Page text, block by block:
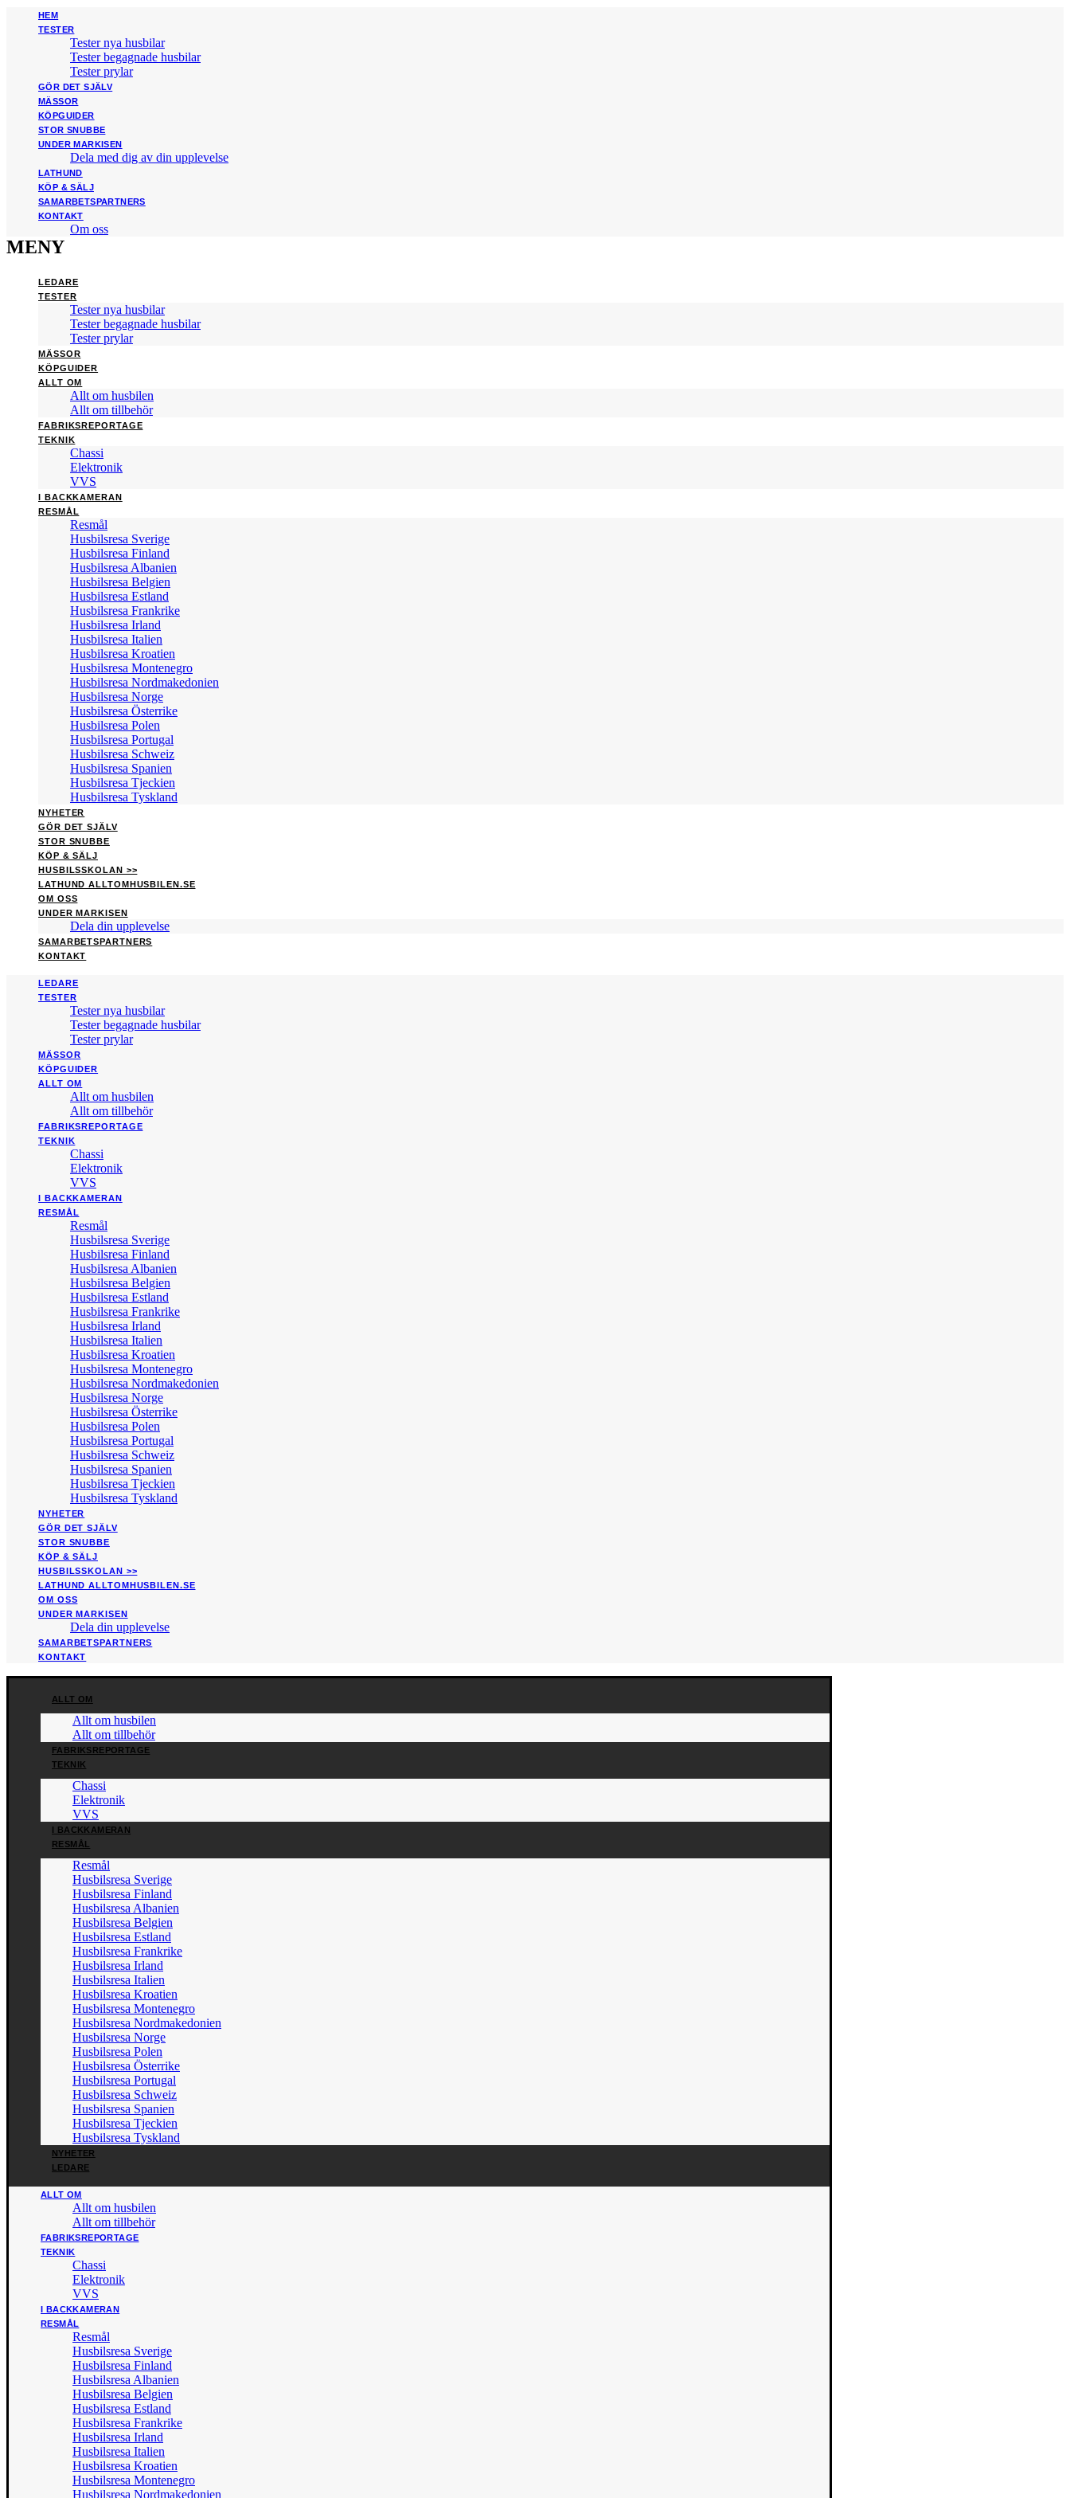
HEM
TESTER
Tester nya husbilar
Tester begagnade husbilar
Tester prylar
GÖR DET SJÄLV
MÄSSOR
KÖPGUIDER
STOR SNUBBE
UNDER MARKISEN
Dela med dig av din upplevelse
LATHUND
KÖP & SÄLJ
SAMARBETSPARTNERS
KONTAKT
Om oss
MENY
LEDARE
TESTER
Tester nya husbilar
Tester begagnade husbilar
Tester prylar
MÄSSOR
KÖPGUIDER
ALLT OM
Allt om husbilen
Allt om tillbehör
FABRIKSREPORTAGE
TEKNIK
Chassi
Elektronik
VVS
I BACKKAMERAN
RESMÅL
Resmål
Husbilsresa Sverige
Husbilsresa Finland
Husbilsresa Albanien
Husbilsresa Belgien
Husbilsresa Estland
Husbilsresa Frankrike
Husbilsresa Irland
Husbilsresa Italien
Husbilsresa Kroatien
Husbilsresa Montenegro
Husbilsresa Nordmakedonien
Husbilsresa Norge
Husbilsresa Österrike
Husbilsresa Polen
Husbilsresa Portugal
Husbilsresa Schweiz
Husbilsresa Spanien
Husbilsresa Tjeckien
Husbilsresa Tyskland
NYHETER
GÖR DET SJÄLV
STOR SNUBBE
KÖP & SÄLJ
HUSBILSSKOLAN >>
LATHUND ALLTOMHUSBILEN.SE
OM OSS
UNDER MARKISEN
Dela din upplevelse
SAMARBETSPARTNERS
KONTAKT
LEDARE
TESTER
Tester nya husbilar
Tester begagnade husbilar
Tester prylar
MÄSSOR
KÖPGUIDER
ALLT OM
Allt om husbilen
Allt om tillbehör
FABRIKSREPORTAGE
TEKNIK
Chassi
Elektronik
VVS
I BACKKAMERAN
RESMÅL
Resmål
Husbilsresa Sverige
Husbilsresa Finland
Husbilsresa Albanien
Husbilsresa Belgien
Husbilsresa Estland
Husbilsresa Frankrike
Husbilsresa Irland
Husbilsresa Italien
Husbilsresa Kroatien
Husbilsresa Montenegro
Husbilsresa Nordmakedonien
Husbilsresa Norge
Husbilsresa Österrike
Husbilsresa Polen
Husbilsresa Portugal
Husbilsresa Schweiz
Husbilsresa Spanien
Husbilsresa Tjeckien
Husbilsresa Tyskland
NYHETER
GÖR DET SJÄLV
STOR SNUBBE
KÖP & SÄLJ
HUSBILSSKOLAN >>
LATHUND ALLTOMHUSBILEN.SE
OM OSS
UNDER MARKISEN
Dela din upplevelse
SAMARBETSPARTNERS
KONTAKT
ALLT OM
Allt om husbilen
Allt om tillbehör
FABRIKSREPORTAGE
TEKNIK
Chassi
Elektronik
VVS
I BACKKAMERAN
RESMÅL
Resmål
Husbilsresa Sverige
Husbilsresa Finland
Husbilsresa Albanien
Husbilsresa Belgien
Husbilsresa Estland
Husbilsresa Frankrike
Husbilsresa Irland
Husbilsresa Italien
Husbilsresa Kroatien
Husbilsresa Montenegro
Husbilsresa Nordmakedonien
Husbilsresa Norge
Husbilsresa Polen
Husbilsresa Österrike
Husbilsresa Portugal
Husbilsresa Schweiz
Husbilsresa Spanien
Husbilsresa Tjeckien
Husbilsresa Tyskland
NYHETER
LEDARE
ALLT OM
Allt om husbilen
Allt om tillbehör
FABRIKSREPORTAGE
TEKNIK
Chassi
Elektronik
VVS
I BACKKAMERAN
RESMÅL
Resmål
Husbilsresa Sverige
Husbilsresa Finland
Husbilsresa Albanien
Husbilsresa Belgien
Husbilsresa Estland
Husbilsresa Frankrike
Husbilsresa Irland
Husbilsresa Italien
Husbilsresa Kroatien
Husbilsresa Montenegro
Husbilsresa Nordmakedonien